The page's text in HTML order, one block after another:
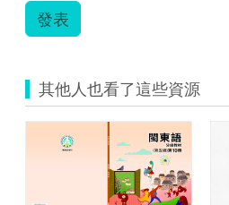
發表
其他人也看了這些資源